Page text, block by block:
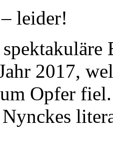
leider!
2017,
Opfer